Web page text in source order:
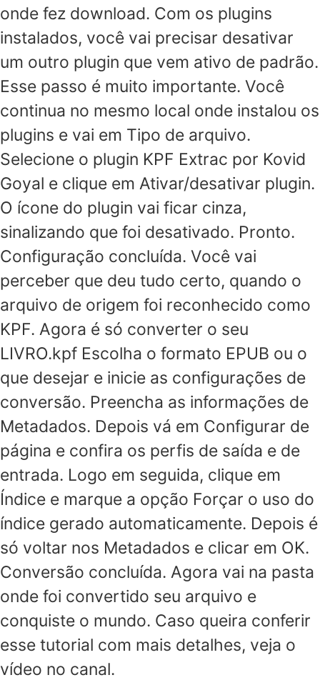
onde fez download. Com os plugins
instalados, você vai precisar desativar
um outro plugin que vem ativo de padrão.
Esse passo é muito importante. Você
continua no mesmo local onde instalou os
plugins e vai em Tipo de arquivo.
Selecione o plugin KPF Extrac por Kovid
Goyal e clique em Ativar/desativar plugin.
O ícone do plugin vai ficar cinza,
sinalizando que foi desativado. Pronto.
Configuração concluída. Você vai
perceber que deu tudo certo, quando o
arquivo de origem foi reconhecido como
KPF. Agora é só converter o seu
LIVRO.kpf Escolha o formato EPUB ou o
que desejar e inicie as configurações de
conversão. Preencha as informações de
Metadados. Depois vá em Configurar de
página e confira os perfis de saída e de
entrada. Logo em seguida, clique em
Índice e marque a opção Forçar o uso do
índice gerado automaticamente. Depois é
só voltar nos Metadados e clicar em OK.
Conversão concluída. Agora vai na pasta
onde foi convertido seu arquivo e
conquiste o mundo. Caso queira conferir
esse tutorial com mais detalhes, veja o
vídeo no canal.